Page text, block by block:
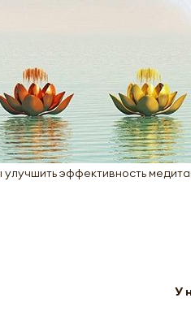
улучшить эффективность
У